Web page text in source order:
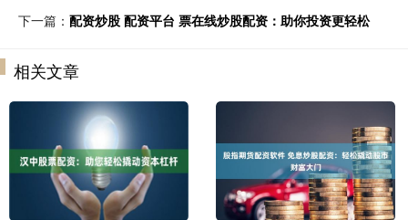
下一篇： 配资炒股 配资平台 票在线炒股配资：助你投资更轻松
相关文章